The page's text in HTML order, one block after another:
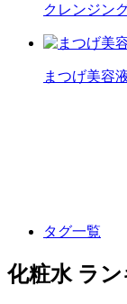
クレンジン
まつげ美容
タグ一覧
化粧水 ラ